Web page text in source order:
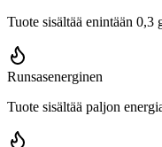
Tuote sisältää enintään 0,3
Runsasenerginen
Tuote sisältää paljon